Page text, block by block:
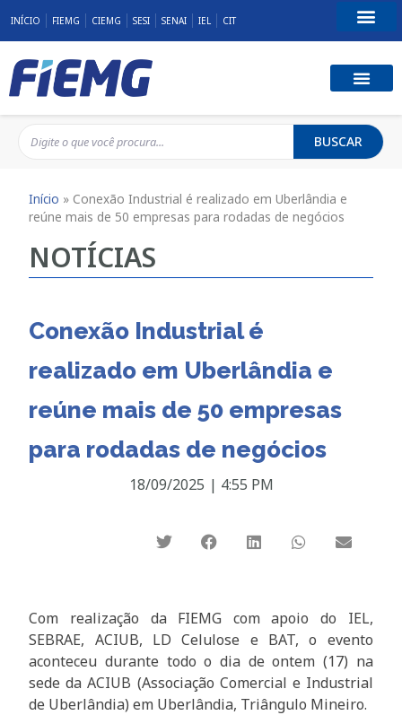
INÍCIO FIEMG CIEMG SESI SENAI IEL CIT
BUSCAR
Início » Conexão Industrial é realizado em Uberlândia e
reúne mais de 50 empresas para rodadas de negócios
NOTÍCIAS
Conexão Industrial é
realizado em Uberlândia e
reúne mais de 50 empresas
para rodadas de negócios
18/09/2025 | 4:55 PM
Com realização da FIEMG com apoio do IEL,
SEBRAE, ACIUB, LD Celulose e BAT, o evento
aconteceu durante todo o dia de ontem (17) na
sede da ACIUB (Associação Comercial e Industrial
de Uberlândia) em Uberlândia, Triângulo Mineiro.